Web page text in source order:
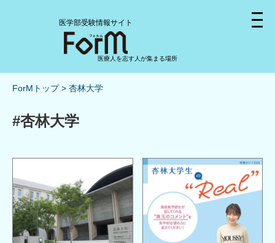
医療人を志す人が集まる場所
医学部受験情報サイト
ForMトップ 杏林大学
#杏林大学